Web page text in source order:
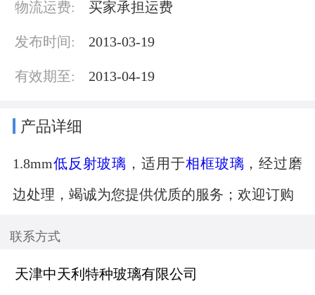
物流运费: 买家承担运费
发布时间: 2013-03-19
有效期至: 2013-04-19
产品详细
1.8mm低反射玻璃 ，适用于相框玻璃 ，经过磨
边处理，竭诚为您提供优质的服务；欢迎订购
联系方式
天津中天利特种玻璃有限公司